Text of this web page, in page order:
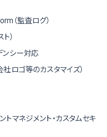
（監査ログ）
）
ンシー対応
社ロゴ等のカスタマイズ）
トマネジメント・カスタムセキ